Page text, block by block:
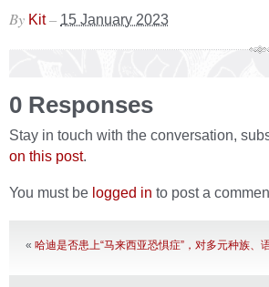
By Kit – 15 January 2023
0 Responses
Stay in touch with the conversation,
on this post.
You must be logged in to post a
« 哈迪是否患上“马来西亚恐惧症”，对多元种族